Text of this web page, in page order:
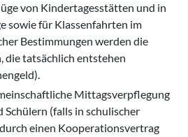
von Kindertagesstätten und in
sowie für Klassenfahrten im
Bestimmungen werden die
die tatsächlich entstehen
Mittagsverpflegung
Schülern (falls in schulischer
einen Kooperationsvertrag